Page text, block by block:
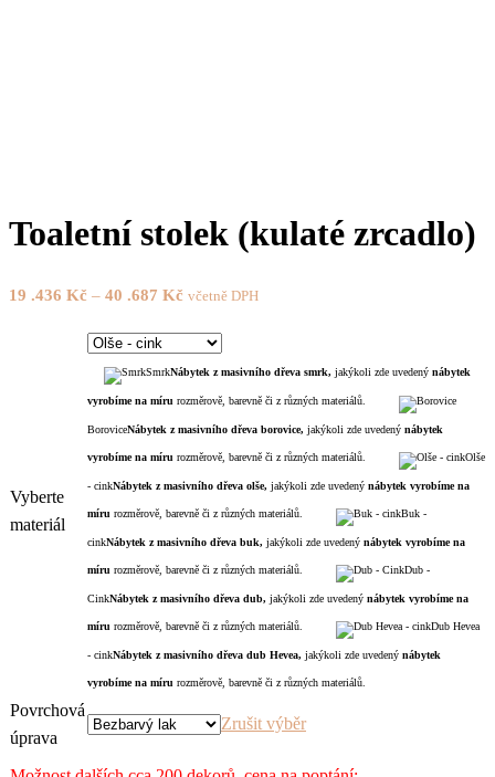
Toaletní stolek (kulaté zrcadlo)
19 .436 Kč – 40 .687 Kč včetně DPH
Vyberte
materiál
SmrkNábytek z masivního dřeva smrk, jakýkoli zde uvedený nábytek
vyrobíme na míru rozměrově, barevně či z různých materiálů.
BoroviceNábytek z masivního dřeva borovice, jakýkoli zde uvedený nábytek
vyrobíme na míru rozměrově, barevně či z různých materiálů. Olše
- cinkNábytek z masivního dřeva olše, jakýkoli zde uvedený nábytek vyrobíme na
míru rozměrově, barevně či z různých materiálů. Buk -
cinkNábytek z masivního dřeva buk, jakýkoli zde uvedený nábytek vyrobíme na
míru rozměrově, barevně či z různých materiálů. Dub -
CinkNábytek z masivního dřeva dub, jakýkoli zde uvedený nábytek vyrobíme na
míru rozměrově, barevně či z různých materiálů. Dub Hevea
- cinkNábytek z masivního dřeva dub Hevea, jakýkoli zde uvedený nábytek
vyrobíme na míru rozměrově, barevně či z různých materiálů.
Povrchová
úprava
Zrušit výběr